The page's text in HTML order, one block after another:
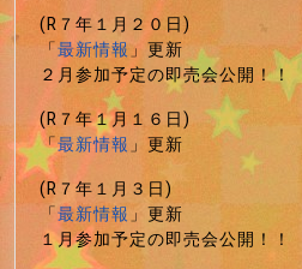
(R７年１月２０日)
「最新情報」更新
２月参加予定の即売会公開！！
(R７年１月１６日)
「最新情報」更新
(R７年１月３日)
「最新情報」更新
１月参加予定の即売会公開！！